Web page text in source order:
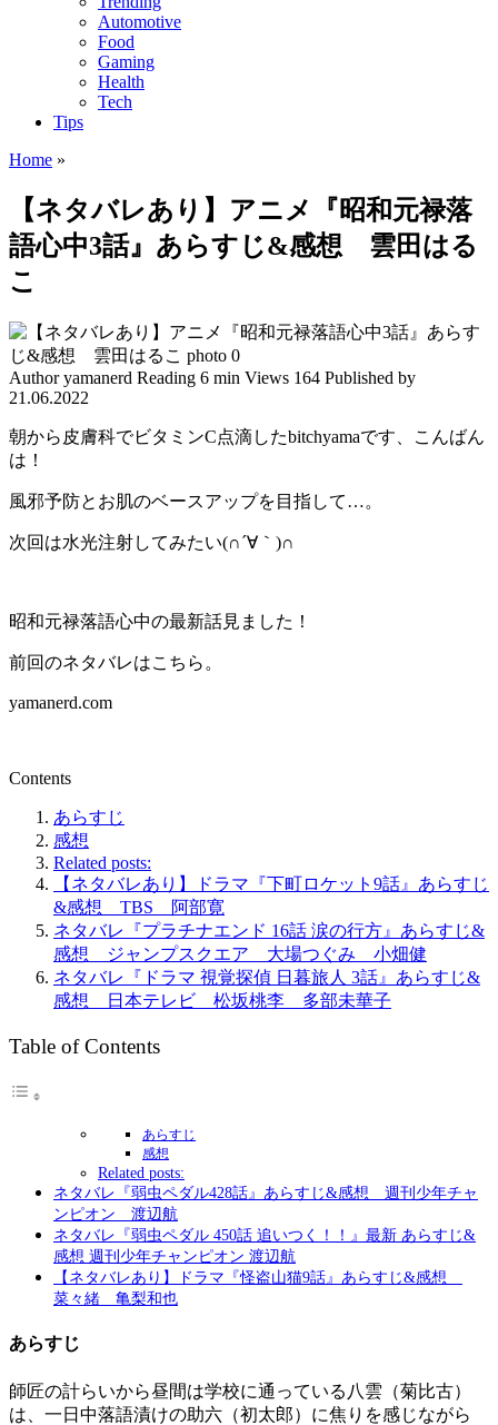
Automotive
Food
Gaming
Health
Tech
Tips
Home »
【ネタバレあり】アニメ『昭和元禄落
語心中3話』あらすじ&感想 雲田はる
こ
Author yamanerd Reading 6 min Views 164 Published by
21.06.2022
朝から皮膚科でビタミンC点滴したbitchyamaです、こんばん
は！
風邪予防とお肌のベースアップを目指して…。
次回は水光注射してみたい(∩´∀｀)∩
昭和元禄落語心中の最新話見ました！
前回のネタバレはこちら。
yamanerd.com
Contents
あらすじ
感想
Related posts:
【ネタバレあり】ドラマ『下町ロケット9話』あらすじ
&感想 TBS 阿部寛
ネタバレ『プラチナエンド 16話 涙の行方』あらすじ&
感想 ジャンプスクエア 大場つぐみ 小畑健
ネタバレ『ドラマ 視覚探偵 日暮旅人 3話』あらすじ&
感想 日本テレビ 松坂桃李 多部未華子
Table of Contents
あらすじ
感想
Related posts:
ネタバレ『弱虫ペダル428話』あらすじ&感想 週刊少年チャ
ンピオン 渡辺航
ネタバレ『弱虫ペダル 450話 追いつく！！』最新 あらすじ&
感想 週刊少年チャンピオン 渡辺航
【ネタバレあり】ドラマ『怪盗山猫9話』あらすじ&感想
菜々緒 亀梨和也
あらすじ
師匠の計らいから昼間は学校に通っている八雲（菊比古）
は、一日中落語漬けの助六（初太郎）に焦りを感じながら